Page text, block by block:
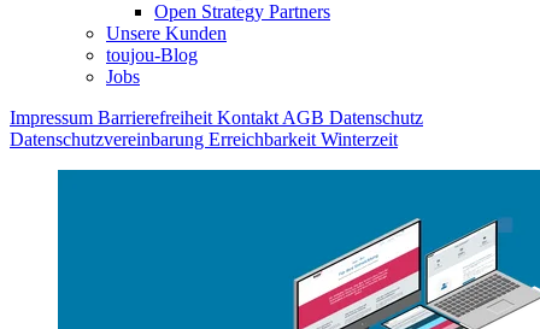
Open Strategy Partners
Unsere Kunden
toujou-Blog
Jobs
Impressum Barrierefreiheit Kontakt AGB Datenschutz
Datenschutzvereinbarung Erreichbarkeit Winterzeit